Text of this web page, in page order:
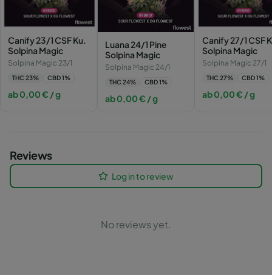
Canify 23/1 CSF Ku.
Solpina Magic
Solpina Magic 23/1
THC 23% CBD1%
ab0,00€ / g
Luana 24/1 Pine
Solpina Magic
Solpina Magic 24/1
THC 24% CBD1%
ab0,00€ / g
Canify 27/1 CSF
Solpina Magic
Solpina Magic 27/1
THC 27% CBD1%
ab0,00€ / g
Reviews
Log in to review
No reviews yet.